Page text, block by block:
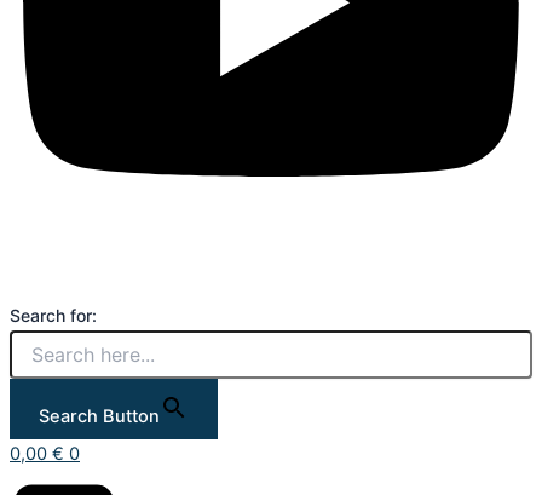
Search for:
Search Button
0,00 € 0